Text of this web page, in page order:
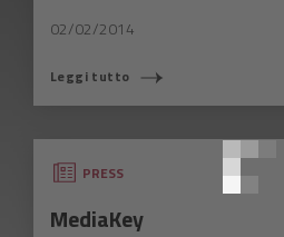
02/02/2014
Leggi tutto
PRESS
MediaKey
COSA STAI